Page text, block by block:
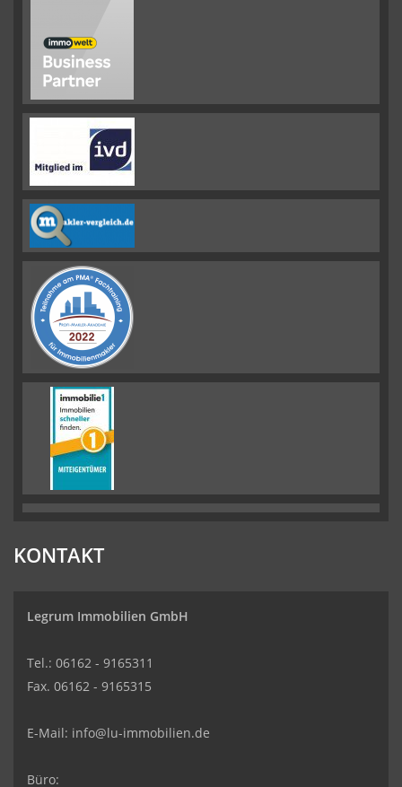
KONTAKT
Legrum Immobilien GmbH
Tel.: 06162 - 9165311
Fax. 06162 - 9165315
E-Mail: info@lu-immobilien.de
Büro: